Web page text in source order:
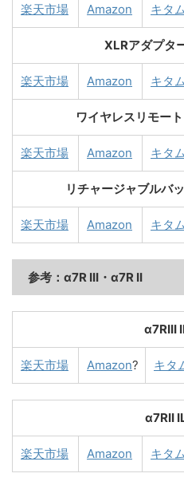
楽天市場 Amazon キタ
XLRアダプタ
楽天市場 Amazon キタ
ワイヤレスリモー
楽天市場 Amazon キタ
リチャージャブルバ
楽天市場 Amazon キタ
参考：α7R III・α7R II
α7RIII
楽天市場 Amazon? キタ
α7RII
楽天市場 Amazon キタ